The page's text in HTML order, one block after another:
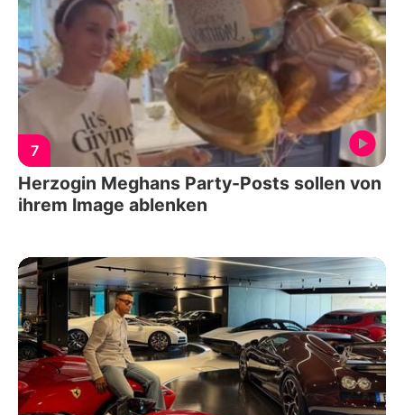
7
Herzogin Meghans Party-Posts sollen von
ihrem Image ablenken